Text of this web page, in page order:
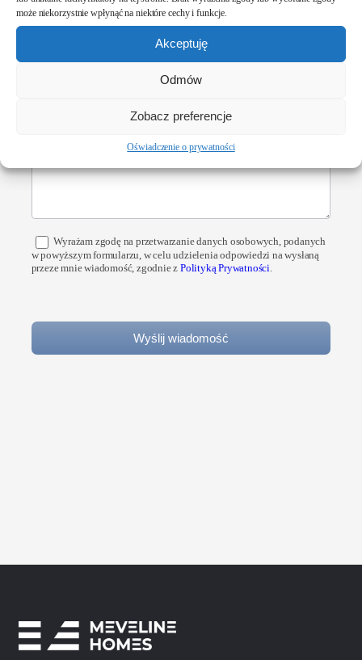
może niekorzystnie wpłynąć na niektóre cechy i funkcje.
Akceptuję
Odmów
Zobacz preferencje
Oświadczenie o prywatności
Temat
Wyrażam zgodę na przetwarzanie danych osobowych, podanych
w powyższym formularzu, w celu udzielenia odpowiedzi na wysłaną
przeze mnie wiadomość, zgodnie z Polityką Prywatności.
Wyślij wiadomość